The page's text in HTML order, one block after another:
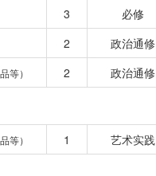
3
必修
2
政治通修
等） 2 政治通修
等） 1 艺术实践